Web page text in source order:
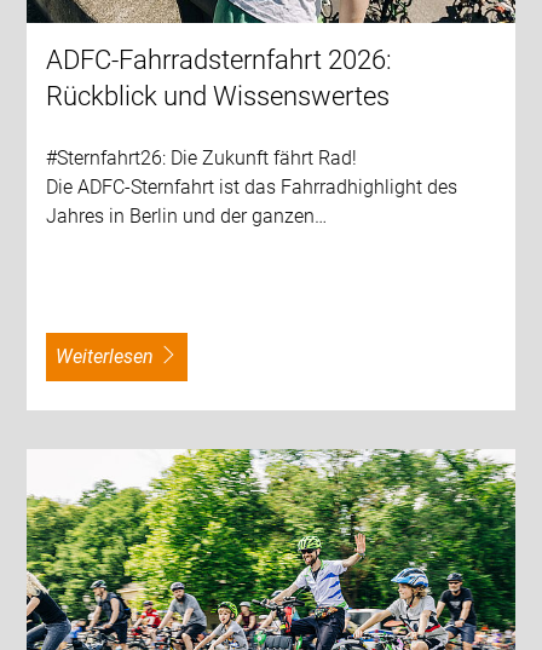
ADFC-Fahrradsternfahrt 2026:
Rückblick und Wissenswertes
#Sternfahrt26: Die Zukunft fährt Rad!
Die ADFC-Sternfahrt ist das Fahrradhighlight des
Jahres in Berlin und der ganzen…
weiterlesen